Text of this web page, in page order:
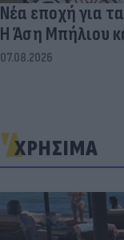
Νέα εποχή για
Η Άση Μπήλιου
07.08.2026
ΧΡΗΣΙΜΑ